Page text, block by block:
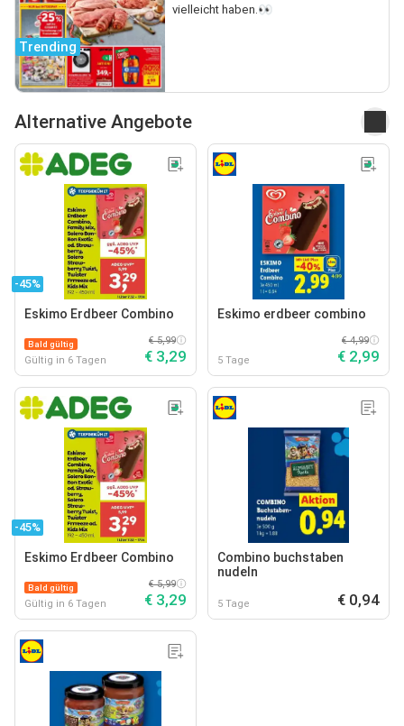
Trending
vielleicht haben.👀
Alternative Angebote
-45%
Eskimo Erdbeer Combino
Bald gültig
Gültig in 6 Tagen
€ 5,99
€ 3,29
Eskimo erdbeer combino
5 Tage
€ 4,99
€ 2,99
-45%
Eskimo Erdbeer Combino
Bald gültig
Gültig in 6 Tagen
€ 5,99
€ 3,29
Combino buchstaben
nudeln
5 Tage € 0,94